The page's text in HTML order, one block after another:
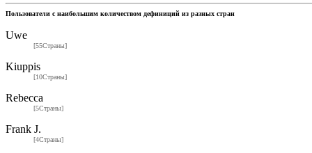
Пользователи с наибольшим количеством дефиниций из разных стран
Uwe
[55Страны]
Kiuppis
[10Страны]
Rebecca
[5Страны]
Frank J.
[4Страны]